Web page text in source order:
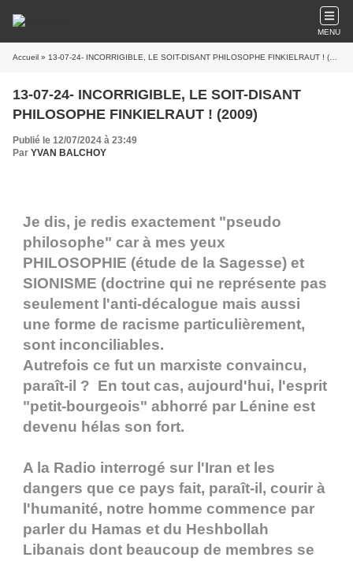
MENU
Accueil » 13-07-24- INCORRIGIBLE, LE SOIT-DISANT PHILOSOPHE FINKIELRAUT ! (2009)
13-07-24- INCORRIGIBLE, LE SOIT-DISANT
PHILOSOPHE FINKIELRAUT ! (2009)
Publié le 12/07/2024 à 23:49
Par YVAN BALCHOY
Je dis, je redis exactement "pseudo
philosophe" car à mes yeux
PHILOSOPHIE (étude de la Sagesse) et
SIONISME (doctrine qui ne représente pas
seulement l'anti-décalogue mais aussi
une forme de racisme particulièrement,
sont inconciliables.
Autrefois ce fut un marxiste convaincu,
paraît-il ? En tout cas, aujourd'hui, l'esprit
"petit-bourgeois" abhorré par Lénine est
devenu hélas son fort.
A la Radio interrogé sur l'Iran et les
dangers que ce pays fait, paraît-il, courir à
l'humanité, notre homme commence par
parler du Hamas et du Heshbollah
Libanais dont beaucoup de membres se